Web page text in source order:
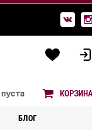
пуста КОРЗИНА
БЛОГ